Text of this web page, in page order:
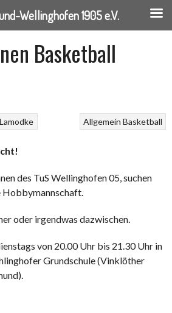
Basketball
Allgemein Basketball
des TuS Wellinghofen 05, suchen
oder irgendwas dazwischen.
von 20.00 Uhr bis 21.30 Uhr in
Grundschule (Vinklöther
Wellinghofen 1905 e.V.